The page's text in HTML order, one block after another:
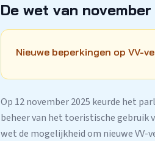
De wet van
Nieuwe beperkingen op VV-
Op 12 november 2025 keurde het
beheer van het toeristische gebruik
wet de mogelijkheid om nieuwe